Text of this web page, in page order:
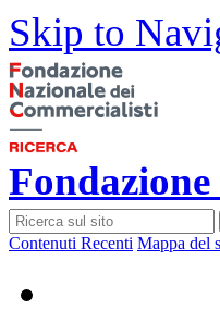
Skip to
Contenuti Recenti Mappa del